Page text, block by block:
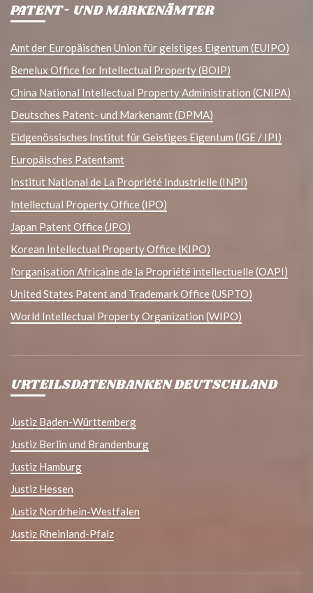
PATENT- UND MARKENÄMTER
Amt der Europäischen Union für geistiges Eigentum (EUIPO)
Benelux Office for Intellectual Property (BOIP)
China National Intellectual Property Administration (CNIPA)
Deutsches Patent- und Markenamt (DPMA)
Eidgenössisches Institut für Geistiges Eigentum (IGE / IPI)
Europäisches Patentamt
Institut National de La Propriété Industrielle (INPI)
Intellectual Property Office (IPO)
Japan Patent Office (JPO)
Korean Intellectual Property Office (KIPO)
l'organisation Africaine de la Propriété intellectuelle (OAPI)
United States Patent and Trademark Office (USPTO)
World Intellectual Property Organization (WIPO)
URTEILSDATENBANKEN DEUTSCHLAND
Justiz Baden-Württemberg
Justiz Berlin und Brandenburg
Justiz Hamburg
Justiz Hessen
Justiz Nordrhein-Westfalen
Justiz Rheinland-Pfalz